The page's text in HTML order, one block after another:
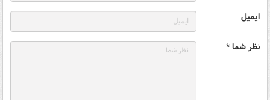
ایمیل
نظر شما *